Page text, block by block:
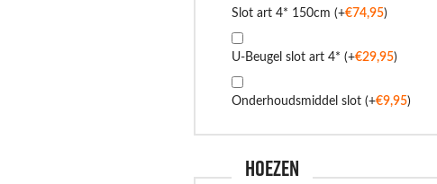
Slot art 4* 150cm (+€74,95)
U-Beugel slot art 4* (+€29,95)
Onderhoudsmiddel slot (+€9,95)
Hoezen